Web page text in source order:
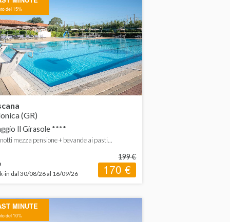
del 15%
(GR)
Il Girasole ****
mezza pensione + bevande ai pasti...
in dal 30/08/26 al 16/09/26
199 €
170 €
MINUTE
del 10%